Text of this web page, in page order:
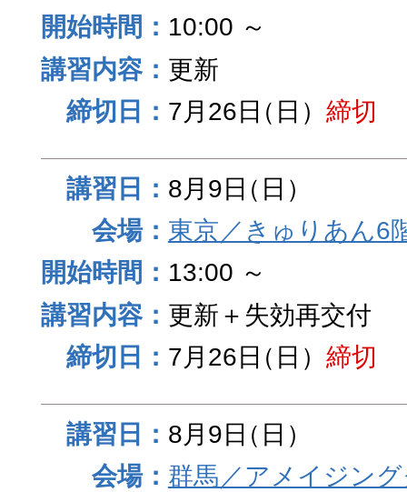
10:00 ～
更新
7月26日（日） 締切
8月9日（日）
東京／きゅりあん6
13:00 ～
更新＋失効再交付
7月26日（日） 締切
8月9日（日）
群馬／アメイジン